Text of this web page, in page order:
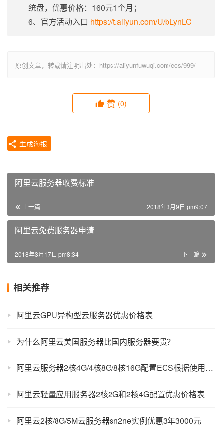
统盘，优惠价格：160元1个月；
6、官方活动入口 https://t.aliyun.com/U/bLynLC
原创文章，转载请注明出处：https://aliyunfuwuqi.com/ecs/999/
赞 (0)
生成海报
阿里云服务器收费标准
上一篇 2018年3月9日 pm9:07
阿里云免费服务器申请
下一篇
2018年3月17日 pm8:34
相关推荐
阿里云GPU异构型云服务器优惠价格表
为什么阿里云美国服务器比国内服务器要贵？
阿里云服务器2核4G/4核8G/8核16G配置ECS根据使用场景选规格
阿里云轻量应用服务器2核2G和2核4G配置优惠价格表
阿里云2核/8G/5M云服务器sn2ne实例优惠3年3000元